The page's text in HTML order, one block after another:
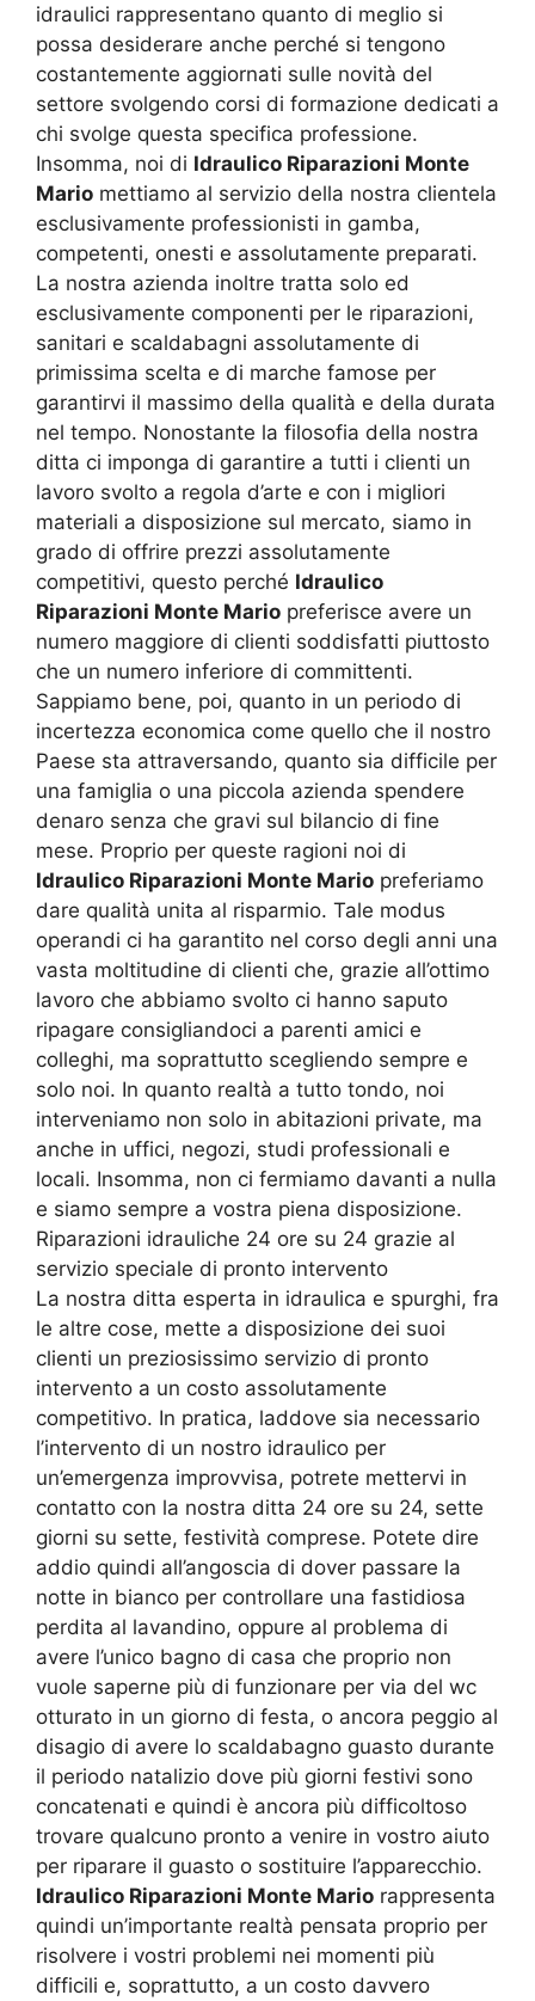
idraulici rappresentano quanto di meglio si
possa desiderare anche perché si tengono
costantemente aggiornati sulle novità del
settore svolgendo corsi di formazione dedicati a
chi svolge questa specifica professione.
Insomma, noi di Idraulico Riparazioni Monte
Mario mettiamo al servizio della nostra clientela
esclusivamente professionisti in gamba,
competenti, onesti e assolutamente preparati.
La nostra azienda inoltre tratta solo ed
esclusivamente componenti per le riparazioni,
sanitari e scaldabagni assolutamente di
primissima scelta e di marche famose per
garantirvi il massimo della qualità e della durata
nel tempo. Nonostante la filosofia della nostra
ditta ci imponga di garantire a tutti i clienti un
lavoro svolto a regola d’arte e con i migliori
materiali a disposizione sul mercato, siamo in
grado di offrire prezzi assolutamente
competitivi, questo perché Idraulico
Riparazioni Monte Mario preferisce avere un
numero maggiore di clienti soddisfatti piuttosto
che un numero inferiore di committenti.
Sappiamo bene, poi, quanto in un periodo di
incertezza economica come quello che il nostro
Paese sta attraversando, quanto sia difficile per
una famiglia o una piccola azienda spendere
denaro senza che gravi sul bilancio di fine
mese. Proprio per queste ragioni noi di
Idraulico Riparazioni Monte Mario preferiamo
dare qualità unita al risparmio. Tale modus
operandi ci ha garantito nel corso degli anni una
vasta moltitudine di clienti che, grazie all’ottimo
lavoro che abbiamo svolto ci hanno saputo
ripagare consigliandoci a parenti amici e
colleghi, ma soprattutto scegliendo sempre e
solo noi. In quanto realtà a tutto tondo, noi
interveniamo non solo in abitazioni private, ma
anche in uffici, negozi, studi professionali e
locali. Insomma, non ci fermiamo davanti a nulla
e siamo sempre a vostra piena disposizione.
Riparazioni idrauliche 24 ore su 24 grazie al
servizio speciale di pronto intervento
La nostra ditta esperta in idraulica e spurghi, fra
le altre cose, mette a disposizione dei suoi
clienti un preziosissimo servizio di pronto
intervento a un costo assolutamente
competitivo. In pratica, laddove sia necessario
l’intervento di un nostro idraulico per
un’emergenza improvvisa, potrete mettervi in
contatto con la nostra ditta 24 ore su 24, sette
giorni su sette, festività comprese. Potete dire
addio quindi all’angoscia di dover passare la
notte in bianco per controllare una fastidiosa
perdita al lavandino, oppure al problema di
avere l’unico bagno di casa che proprio non
vuole saperne più di funzionare per via del wc
otturato in un giorno di festa, o ancora peggio al
disagio di avere lo scaldabagno guasto durante
il periodo natalizio dove più giorni festivi sono
concatenati e quindi è ancora più difficoltoso
trovare qualcuno pronto a venire in vostro aiuto
per riparare il guasto o sostituire l’apparecchio.
Idraulico Riparazioni Monte Mario rappresenta
quindi un’importante realtà pensata proprio per
risolvere i vostri problemi nei momenti più
difficili e, soprattutto, a un costo davvero